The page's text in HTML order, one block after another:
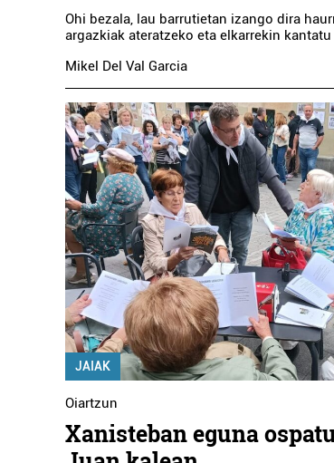
Ohi bezala, lau barrutietan izango dira
argazkiak ateratzeko eta elkarrekin
Mikel Del Val Garcia
JAIAK
Oiartzun
Xanisteban eguna